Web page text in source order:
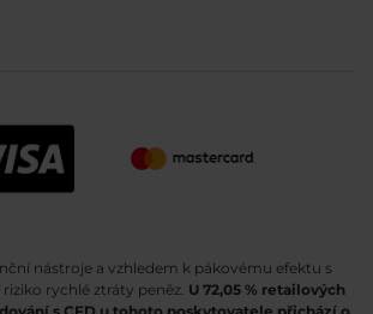
nástroje a vzhledem k pákovému efektu s
rychlé ztráty peněz. U 72,05 % retailových